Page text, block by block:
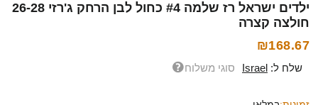
ילדים ישראל רז שלמה #4 כחול לבן הרחק ג'רזי 26-28
חולצה קצרה
₪168.67
שלח ל: Israel סוגי משלוח